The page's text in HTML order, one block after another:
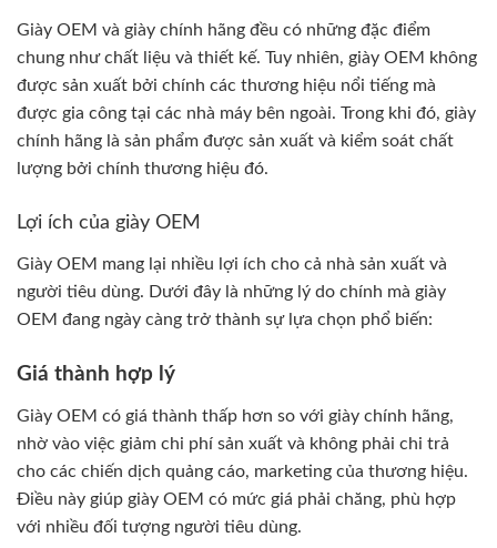
Giày OEM và giày chính hãng đều có những đặc điểm
chung như chất liệu và thiết kế. Tuy nhiên, giày OEM không
được sản xuất bởi chính các thương hiệu nổi tiếng mà
được gia công tại các nhà máy bên ngoài. Trong khi đó, giày
chính hãng là sản phẩm được sản xuất và kiểm soát chất
lượng bởi chính thương hiệu đó.
Lợi ích của giày OEM
Giày OEM mang lại nhiều lợi ích cho cả nhà sản xuất và
người tiêu dùng. Dưới đây là những lý do chính mà giày
OEM đang ngày càng trở thành sự lựa chọn phổ biến:
Giá thành hợp lý
Giày OEM có giá thành thấp hơn so với giày chính hãng,
nhờ vào việc giảm chi phí sản xuất và không phải chi trả
cho các chiến dịch quảng cáo, marketing của thương hiệu.
Điều này giúp giày OEM có mức giá phải chăng, phù hợp
với nhiều đối tượng người tiêu dùng.